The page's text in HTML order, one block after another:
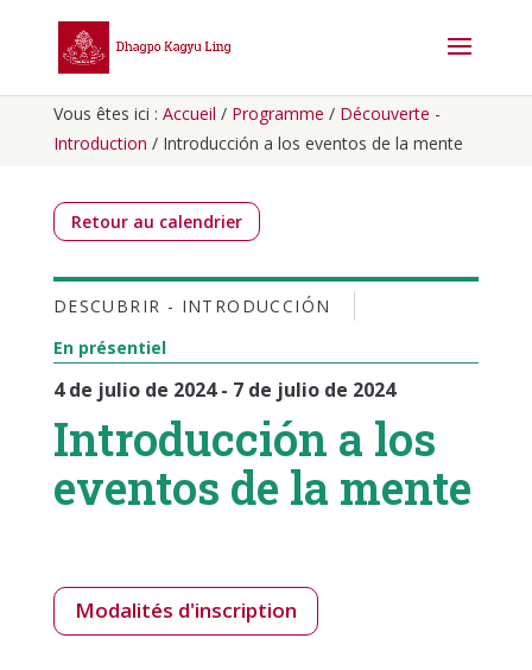
Vous êtes ici : Accueil / Programme / Découverte -
Introduction / Introducción a los eventos de la mente
Retour au calendrier
DESCUBRIR - INTRODUCCIÓN
En présentiel
4 de julio de 2024 - 7 de julio de 2024
Introducción a los
eventos de la mente
Modalités d'inscription